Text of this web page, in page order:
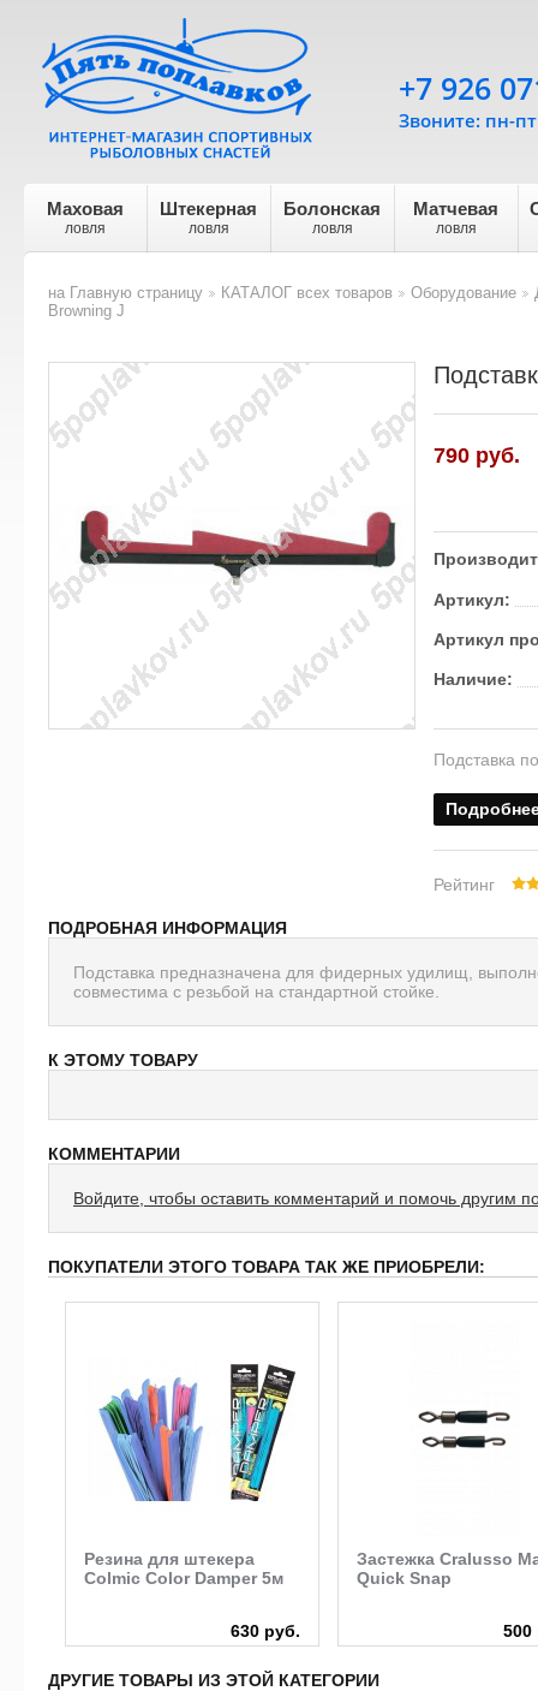
Маховая
ловля
Штекерная
ловля
Болонская
ловля
Матчевая
ловля
+7 926
Звоните: пн-
на Главную страницу
КАТАЛОГ всех товаров
Оборудование
Browning J
790 руб.
Артикул:
Артикул
Наличие:
Подставка
Рейтинг
ПОДРОБНАЯ ИНФОРМАЦИЯ
Подставка предназначена для фидерных удилищ,
совместима с резьбой на стандартной стойке.
К ЭТОМУ ТОВАРУ
КОММЕНТАРИИ
Войдите, чтобы оставить комментарий и помочь другим
ПОКУПАТЕЛИ ЭТОГО ТОВАРА ТАК ЖЕ ПРИОБРЕЛИ:
Резина для штекера
Colmic Color Damper 5м
630 руб.
Застежка Cralusso
Quick Snap
500
ДРУГИЕ ТОВАРЫ ИЗ ЭТОЙ КАТЕГОРИИ